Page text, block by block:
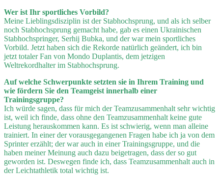
Wer ist Ihr sportliches Vorbild?
Meine Lieblingsdisziplin ist der Stabhochsprung, und als ich selber
noch Stabhochsprung gemacht habe, gab es einen Ukrainischen
Stabhochspringer, Serhij Bubka, und der war mein sportliches
Vorbild. Jetzt haben sich die Rekorde natürlich geändert, ich bin
jetzt totaler Fan von Mondo Duplantis, dem jetzigen
Weltrekordhalter im Stabhochsprung.
Auf welche Schwerpunkte setzten sie in Ihrem Training und
wie fördern Sie den Teamgeist innerhalb einer
Trainingsgruppe?
Ich würde sagen, dass für mich der Teamzusammenhalt sehr wichtig
ist, weil ich finde, dass ohne den Teamzusammenhalt keine gute
Leistung herauskommen kann. Es ist schwierig, wenn man alleine
trainiert. In einer der vorausgegangenen Fragen habe ich ja von dem
Sprinter erzählt; der war auch in einer Trainingsgruppe, und die
haben meiner Meinung auch dazu beigetragen, dass der so gut
geworden ist. Deswegen finde ich, dass Teamzusammenhalt auch in
der Leichtathletik total wichtig ist.